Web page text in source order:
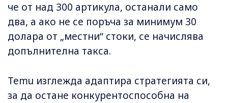
че от над 300 артикула, останали само
два, а ако не се поръча за минимум 30
долара от „местни“ стоки, се начислява
допълнителна такса.
Temu изглежда адаптира стратегията си,
за да остане конкурентоспособна на